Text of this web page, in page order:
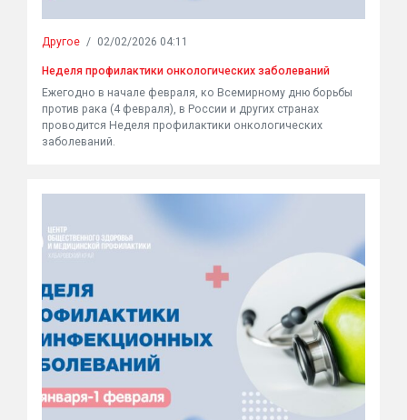
Другое / 02/02/2026 04:11
Неделя профилактики онкологических заболеваний
Ежегодно в начале февраля, ко Всемирному дню борьбы
против рака (4 февраля), в России и других странах
проводится Неделя профилактики онкологических
заболеваний.